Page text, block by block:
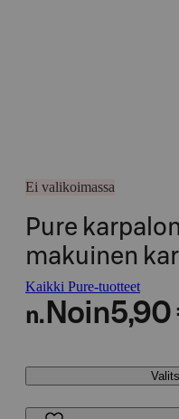
Ei valikoimassa
Pure
makuinen
Kaikki Pure-tuotteet
n. Noin5,90